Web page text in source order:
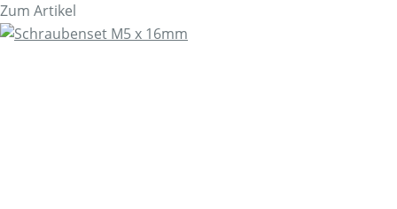
Zum Artikel